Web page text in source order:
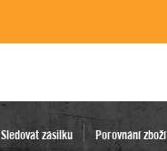
Sledovat zásilku Porovnání zboží